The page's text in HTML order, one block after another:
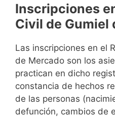
Inscripciones
Civil de Gumiel
Las inscripciones en el
de Mercado son los
practican en dicho
constancia de hechos
de las personas
defunción, cambios de